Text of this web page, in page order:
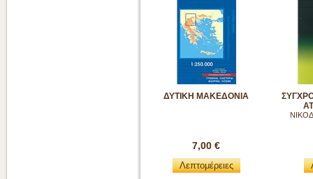
ΔΥΤΙΚΗ ΜΑΚΕΔΟΝΙΑ
7,00 €
Λεπτομέρειες